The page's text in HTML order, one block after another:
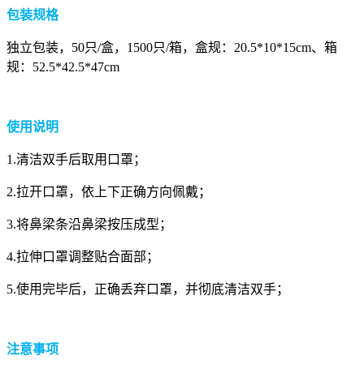
包装规格
独立包装，50只/盒，1500只/箱，盒规：20.5*10*15cm、箱
规：52.5*42.5*47cm
使用说明
1.清洁双手后取用口罩；
2.拉开口罩，依上下正确方向佩戴；
3.将鼻梁条沿鼻梁按压成型；
4.拉伸口罩调整贴合面部；
5.使用完毕后，正确丢弃口罩，并彻底清洁双手；
注意事项